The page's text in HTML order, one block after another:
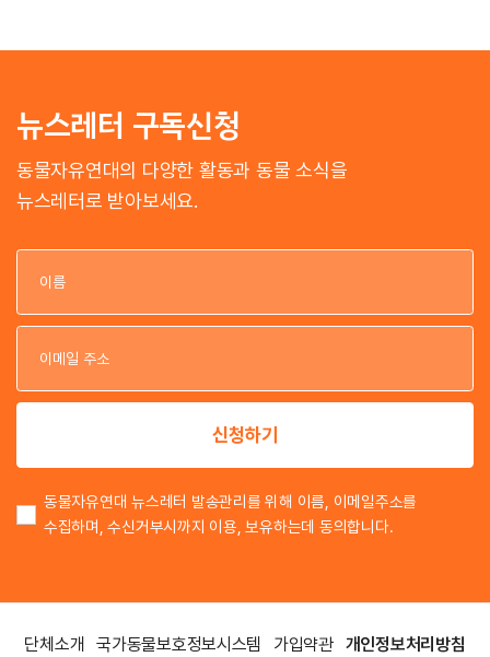
뉴스레터 구독신청
동물자유연대의 다양한 활동과 동물 소식을
뉴스레터로 받아보세요.
이
이
신청하기
동물자유연대 뉴스레터 발송관리를 위해 이름, 이메일주소를
수집하며, 수신거부시까지 이용, 보유하는데 동의합니다.
단체소개 국가동물보호정보시스템 가입약관 개인정보처리방침